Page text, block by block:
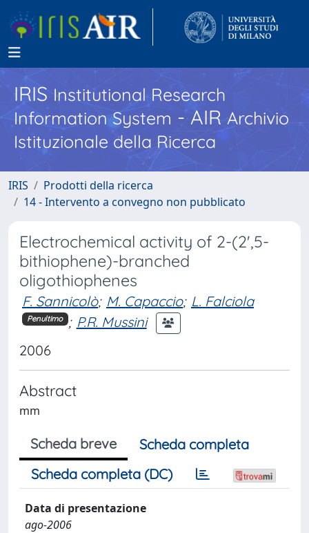
IRISInstitutional Research
Information System - AIR Archivio
Istituzionale della Ricerca
IRIS
Prodotti della ricerca
14 - Intervento a convegno non pubblicato
Electrochemical activity of 2-(2',5-
bithiophene)-branched
oligothiophenes
F. Sannicolò; M. Capaccio; L. Falciola
Penultimo ; P.R. Mussini
2006
Abstract
mm
Scheda breve
Scheda completa
Scheda completa (DC)
Data di presentazione
ago-2006